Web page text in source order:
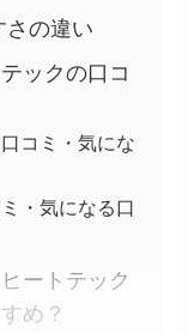
の違い
ックの口コ
コミ・気にな
・気になる口
ートテック
め？